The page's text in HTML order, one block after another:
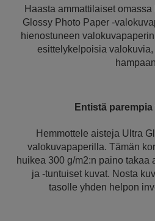
Haasta ammattilaiset
Glossy Photo Paper -
hienostuneen
esittelykelpoisia
Entistä
Hemmottele aisteja Ultra
valokuvapaperilla. Tämän
huikea 300 g/m2:n paino takaa
ja -tuntuiset kuvat. Nosta
tasolle yhden helpon